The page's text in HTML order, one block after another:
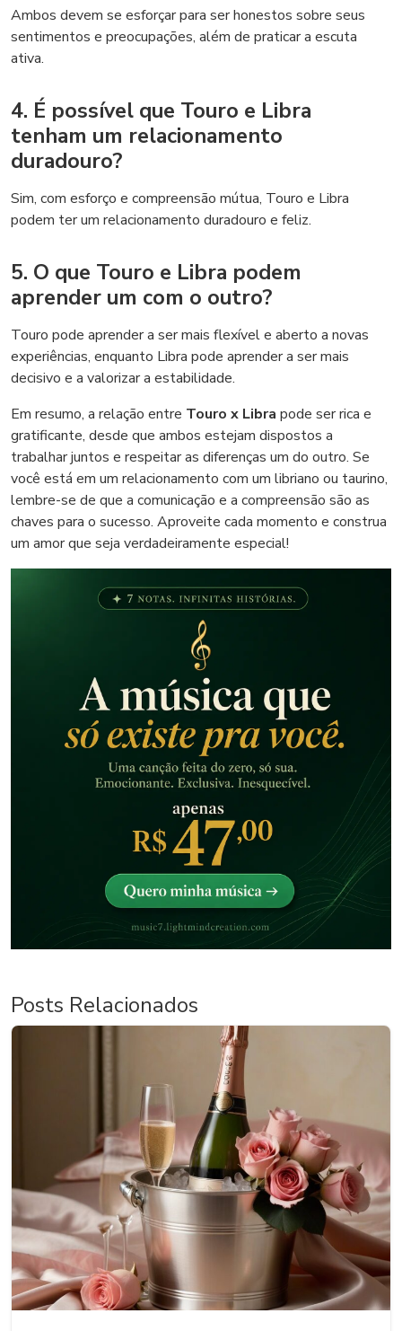
Ambos devem se esforçar para ser honestos sobre seus
sentimentos e preocupações, além de praticar a escuta
ativa.
4. É possível que Touro e Libra
tenham um relacionamento
duradouro?
Sim, com esforço e compreensão mútua, Touro e Libra
podem ter um relacionamento duradouro e feliz.
5. O que Touro e Libra podem
aprender um com o outro?
Touro pode aprender a ser mais flexível e aberto a novas
experiências, enquanto Libra pode aprender a ser mais
decisivo e a valorizar a estabilidade.
Em resumo, a relação entre Touro x Libra pode ser rica e
gratificante, desde que ambos estejam dispostos a
trabalhar juntos e respeitar as diferenças um do outro. Se
você está em um relacionamento com um libriano ou taurino,
lembre-se de que a comunicação e a compreensão são as
chaves para o sucesso. Aproveite cada momento e construa
um amor que seja verdadeiramente especial!
Posts Relacionados